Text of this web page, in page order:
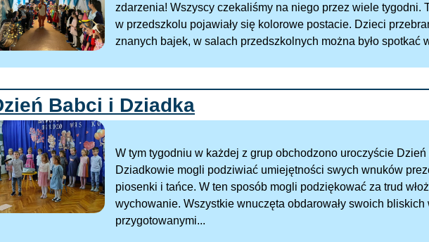
zdarzenia! Wszyscy czekaliśmy na niego przez wiele tygodni.
w przedszkolu pojawiały się kolorowe postacie. Dzieci
znanych bajek, w salach przedszkolnych można było spotkać
Babci i Dziadka
W tym tygodniu w każdej z grup obchodzono uroczyście
Dziadkowie mogli podziwiać umiejętności swych wnuków
piosenki i tańce. W ten sposób mogli podziękować za trud
wychowanie. Wszystkie wnuczęta obdarowały swoich bliskich
przygotowanymi...